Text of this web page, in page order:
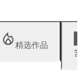
精选作品